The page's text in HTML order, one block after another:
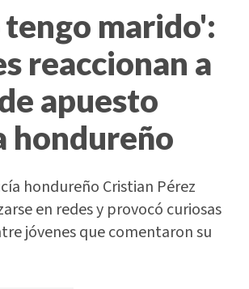
tengo marido':
reaccionan a
apuesto
hondureño
hondureño Cristian Pérez
en redes y provocó curiosas
jóvenes que comentaron su